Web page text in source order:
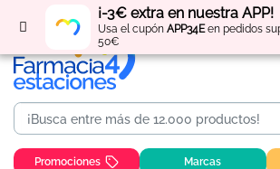
¡-3€ extra en nuestra APP!
Usa el cupón APP34Een pedidos
50€
Regístratey obténpuntos por
Promociones Marcas